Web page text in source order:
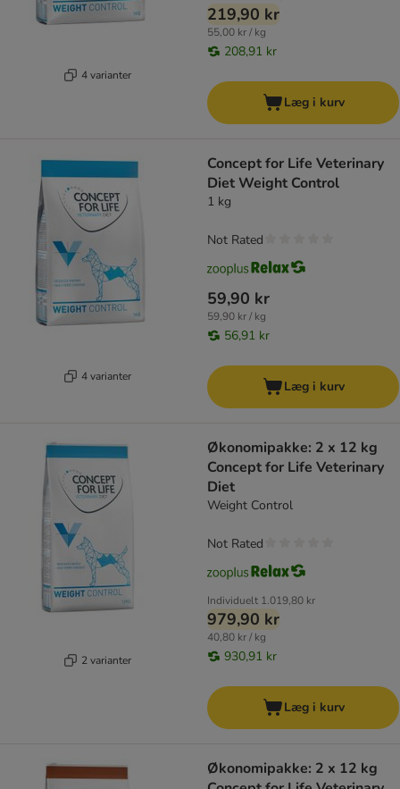
4 varianter
219,90 kr
55,00 kr / kg
208,91 kr
Læg i kurv
4 varianter
Concept for Life Veterinary
Diet Weight Control
1 kg
59,90 kr
59,90 kr / kg
56,91 kr
Not Rated
Læg i kurv
2 varianter
Økonomipakke: 2 x 12 kg
Concept for Life Veterinary
Diet
Weight Control
Individuelt 1.019,80 kr
979,90 kr
40,80 kr / kg
930,91 kr
Not Rated
Læg i kurv
Økonomipakke: 2 x 12 kg